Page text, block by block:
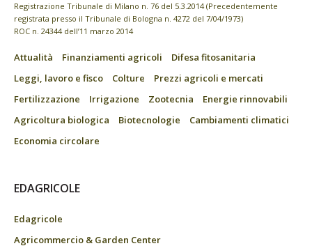
Registrazione Tribunale di Milano n. 76 del 5.3.2014 (Precedentemente
registrata presso il Tribunale di Bologna n. 4272 del 7/04/1973)
ROC n. 24344 dell’11 marzo 2014
Attualità Finanziamenti agricoli
Difesa fitosanitaria
Leggi, lavoro e fisco
Colture
Prezzi agricoli e mercati
Fertilizzazione
Irrigazione Zootecnia
Energie rinnovabili
Agricoltura biologica
Biotecnologie
Cambiamenti climatici
Economia circolare
EDAGRICOLE
Edagricole
Agricommercio & Garden Center